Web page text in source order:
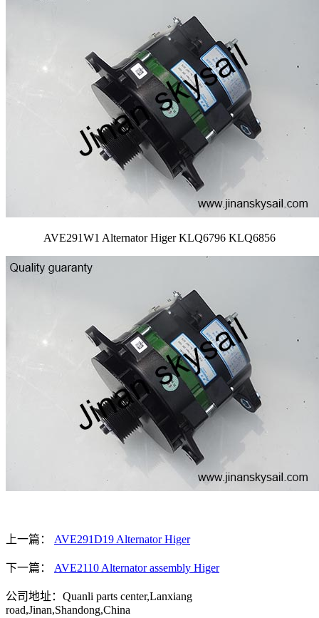
AVE291W1 Alternator Higer KLQ6796 KLQ6856
上一篇： AVE291D19 Alternator Higer
下一篇： AVE2110 Alternator assembly Higer
公司地址：Quanli parts center,Lanxiang
road,Jinan,Shandong,China